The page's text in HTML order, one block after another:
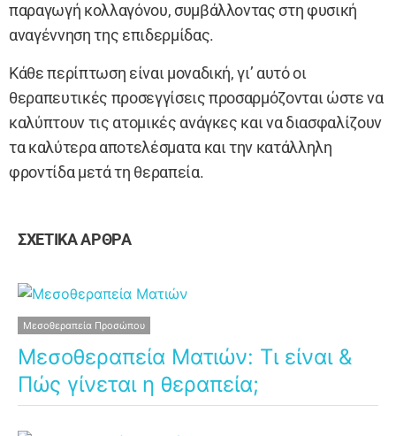
παραγωγή κολλαγόνου, συμβάλλοντας στη φυσική
αναγέννηση της επιδερμίδας.
Κάθε περίπτωση είναι μοναδική, γι’ αυτό οι
θεραπευτικές προσεγγίσεις προσαρμόζονται ώστε να
καλύπτουν τις ατομικές ανάγκες και να διασφαλίζουν
τα καλύτερα αποτελέσματα και την κατάλληλη
φροντίδα μετά τη θεραπεία.
ΣΧΕΤΙΚΑ ΑΡΘΡΑ
Μεσοθεραπεία Προσώπου
Μεσοθεραπεία Ματιών: Τι είναι &
Πώς γίνεται η θεραπεία;